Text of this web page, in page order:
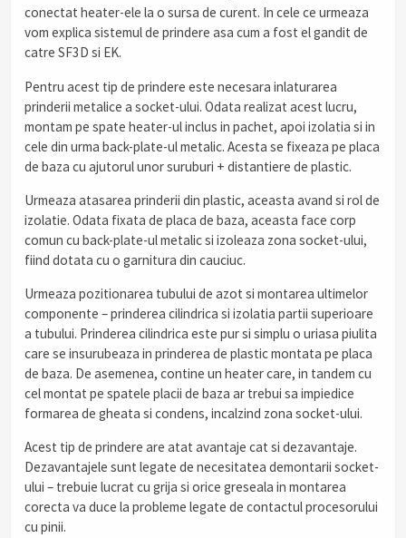
conectat heater-ele la o sursa de curent. In cele ce urmeaza
vom explica sistemul de prindere asa cum a fost el gandit de
catre SF3D si EK.
Pentru acest tip de prindere este necesara inlaturarea
prinderii metalice a socket-ului. Odata realizat acest lucru,
montam pe spate heater-ul inclus in pachet, apoi izolatia si in
cele din urma back-plate-ul metalic. Acesta se fixeaza pe placa
de baza cu ajutorul unor suruburi + distantiere de plastic.
Urmeaza atasarea prinderii din plastic, aceasta avand si rol de
izolatie. Odata fixata de placa de baza, aceasta face corp
comun cu back-plate-ul metalic si izoleaza zona socket-ului,
fiind dotata cu o garnitura din cauciuc.
Urmeaza pozitionarea tubului de azot si montarea ultimelor
componente – prinderea cilindrica si izolatia partii superioare
a tubului. Prinderea cilindrica este pur si simplu o uriasa piulita
care se insurubeaza in prinderea de plastic montata pe placa
de baza. De asemenea, contine un heater care, in tandem cu
cel montat pe spatele placii de baza ar trebui sa impiedice
formarea de gheata si condens, incalzind zona socket-ului.
Acest tip de prindere are atat avantaje cat si dezavantaje.
Dezavantajele sunt legate de necesitatea demontarii socket-
ului – trebuie lucrat cu grija si orice greseala in montarea
corecta va duce la probleme legate de contactul procesorului
cu pinii.